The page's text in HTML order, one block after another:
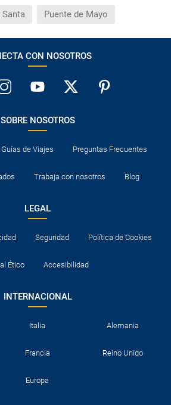
Santa Puente de Mayo
CON NOSOTROS
SOBRE NOSOTROS
Guías de Viajes Preguntas Frecuentes
Trabaja con nosotros Blog
LEGAL
Seguridad Política de Cookies
Ético Accesibilidad
INTERNACIONAL
Italia Alemania
Francia Reino Unido
Europa